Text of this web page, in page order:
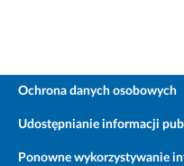
Ochrona danych osobowych
Udostępnianie informacji
Ponowne wykorzystywanie